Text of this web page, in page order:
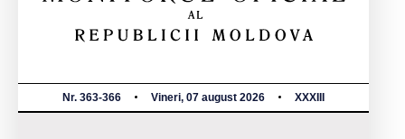
Nr. 363-366 Vineri, 07 august 2026 XXXIII